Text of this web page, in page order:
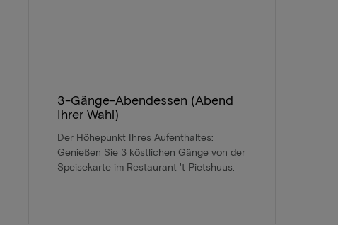
3-Gänge-Abendessen (Abend
Ihrer Wahl)
Der Höhepunkt Ihres Aufenthaltes:
Genießen Sie 3 köstlichen Gänge von der
Speisekarte im Restaurant 't Pietshuus.